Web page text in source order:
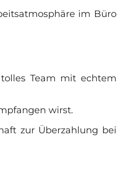
im Büro
Team mit echtem
wirst.
zur Überzahlung bei